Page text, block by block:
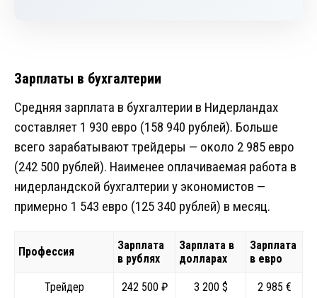
Зарплаты в бухгалтерии
Средняя зарплата в бухгалтерии в Нидерландах
составляет 1 930 евро (158 940 рублей). Больше
всего зарабатывают трейдеры — около 2 985 евро
(242 500 рублей). Наименее оплачиваемая работа в
нидерландской бухгалтерии у экономистов —
примерно 1 543 евро (125 340 рублей) в месяц.
Профессия
Зарплата
в рублях
Зарплата в
долларах
Зарплата
в евро
Трейдер 242 500 ₽ 3 200 $ 2 985 €